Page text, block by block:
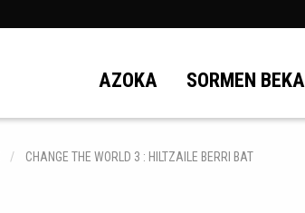
AZOKA SORMEN BEKA
CHANGE THE WORLD 3 : HILTZAILE BERRI BAT